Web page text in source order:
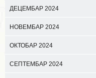
ДЕЦЕМБАР 2024
НОВЕМБАР 2024
ОКТОБАР 2024
СЕПТЕМБАР 2024